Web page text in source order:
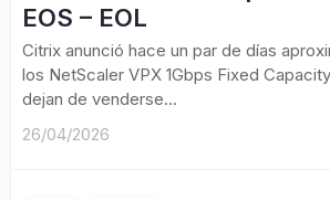
EOS – EOL
Citrix anunció hace un par de días
los NetScaler VPX 1Gbps Fixed
dejan de venderse...
26/04/2026